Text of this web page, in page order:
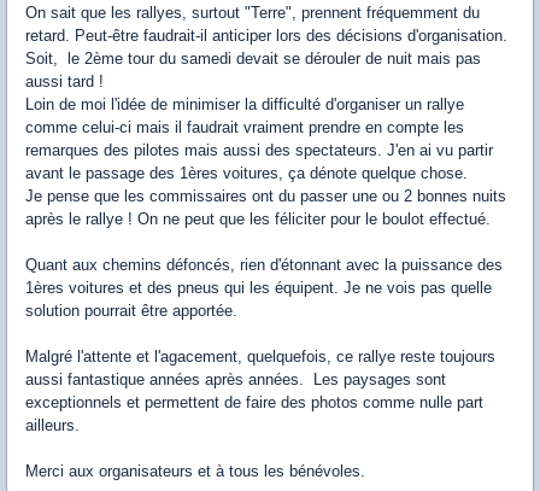
On sait que les rallyes, surtout "Terre", prennent fréquemment du
retard. Peut-être faudrait-il anticiper lors des décisions d'organisation.
Soit, le 2ème tour du samedi devait se dérouler de nuit mais pas
aussi tard !
Loin de moi l'idée de minimiser la difficulté d'organiser un rallye
comme celui-ci mais il faudrait vraiment prendre en compte les
remarques des pilotes mais aussi des spectateurs. J'en ai vu partir
avant le passage des 1ères voitures, ça dénote quelque chose.
Je pense que les commissaires ont du passer une ou 2 bonnes nuits
après le rallye ! On ne peut que les féliciter pour le boulot effectué.
Quant aux chemins défoncés, rien d'étonnant avec la puissance des
1ères voitures et des pneus qui les équipent. Je ne vois pas quelle
solution pourrait être apportée.
Malgré l'attente et l'agacement, quelquefois, ce rallye reste toujours
aussi fantastique années après années. Les paysages sont
exceptionnels et permettent de faire des photos comme nulle part
ailleurs.
Merci aux organisateurs et à tous les bénévoles.